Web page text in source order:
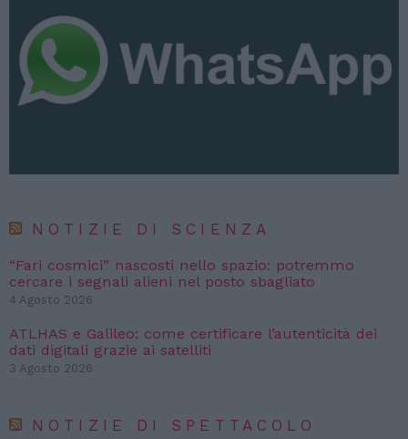
NOTIZIE DI SCIENZA
“Fari cosmici” nascosti nello spazio: potremmo
cercare i segnali alieni nel posto sbagliato
4 Agosto 2026
ATLHAS e Galileo: come certificare l’autenticità dei
dati digitali grazie ai satelliti
3 Agosto 2026
NOTIZIE DI SPETTACOLO